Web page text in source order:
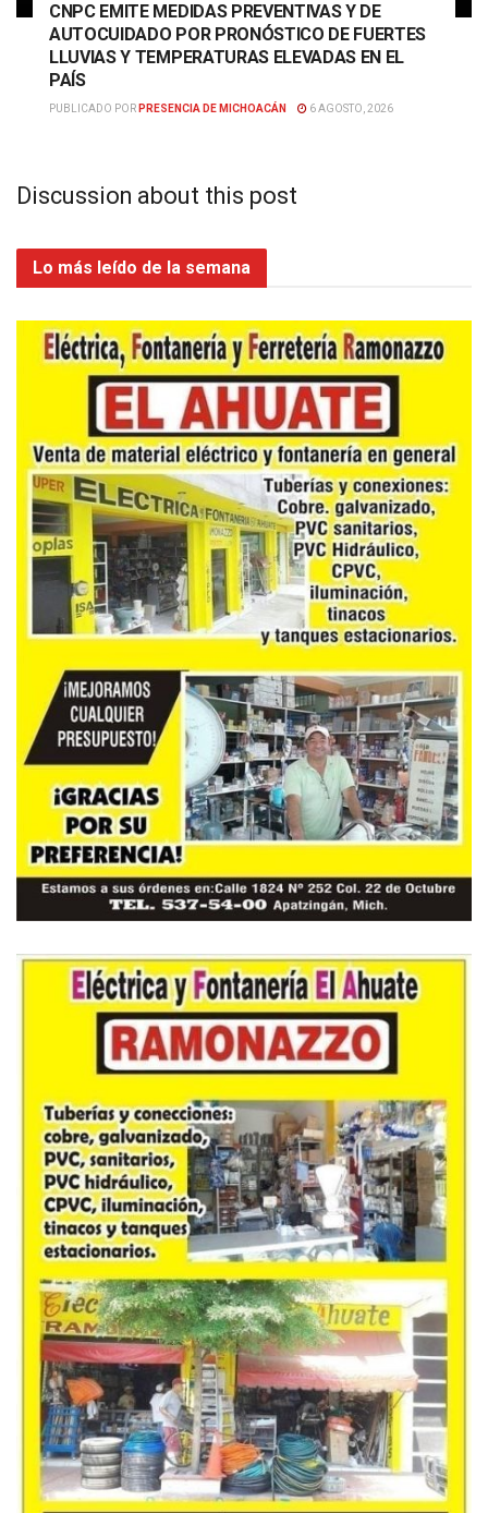
CNPC EMITE MEDIDAS PREVENTIVAS Y DE
AUTOCUIDADO POR PRONÓSTICO DE FUERTES
LLUVIAS Y TEMPERATURAS ELEVADAS EN EL
PAÍS
PUBLICADO POR PRESENCIA DE MICHOACÁN 6 AGOSTO, 2026
Discussion about this post
Lo más leído de la semana